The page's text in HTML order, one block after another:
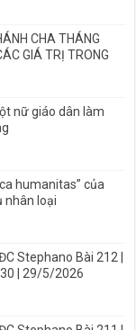
CHA THÁNG
GIÁ TRỊ TRONG
nữ giáo dân làm
humanitas” của
nhân loại
Stephano Bài 212 |
| 29/5/2026